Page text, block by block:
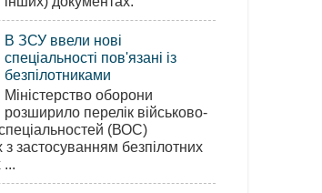
В ЗСУ ввели нові
спеціальності пов'язані із
безпілотниками
Міністерство оборони
розширило перелік військово-
(ВОС)
з застосуванням безпілотних
...